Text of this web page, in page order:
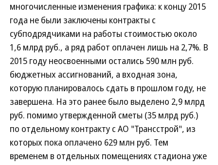
многочисленные изменения графика: к концу 2015
года не были заключены контракты с
субподрядчиками на работы стоимостью около
1,6 млрд руб., а ряд работ оплачен лишь на 2,7%. В
2015 году неосвоенными остались 590 млн руб.
бюджетных ассигнований, а входная зона,
которую планировалось сдать в прошлом году, не
завершена. На это ранее было выделено 2,9 млрд
руб. помимо утвержденной сметы (35 млрд руб.)
по отдельному контракту с АО "Трансстрой", из
которых пока оплачено 629 млн руб. Тем
временем в отдельных помещениях стадиона уже